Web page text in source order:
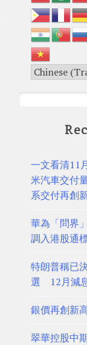
一文看清11
米汽車交付
系交付再創
華為「問界
調入港股通
特朗普稱已
選 12月減
銀價再創新
翠華控股中